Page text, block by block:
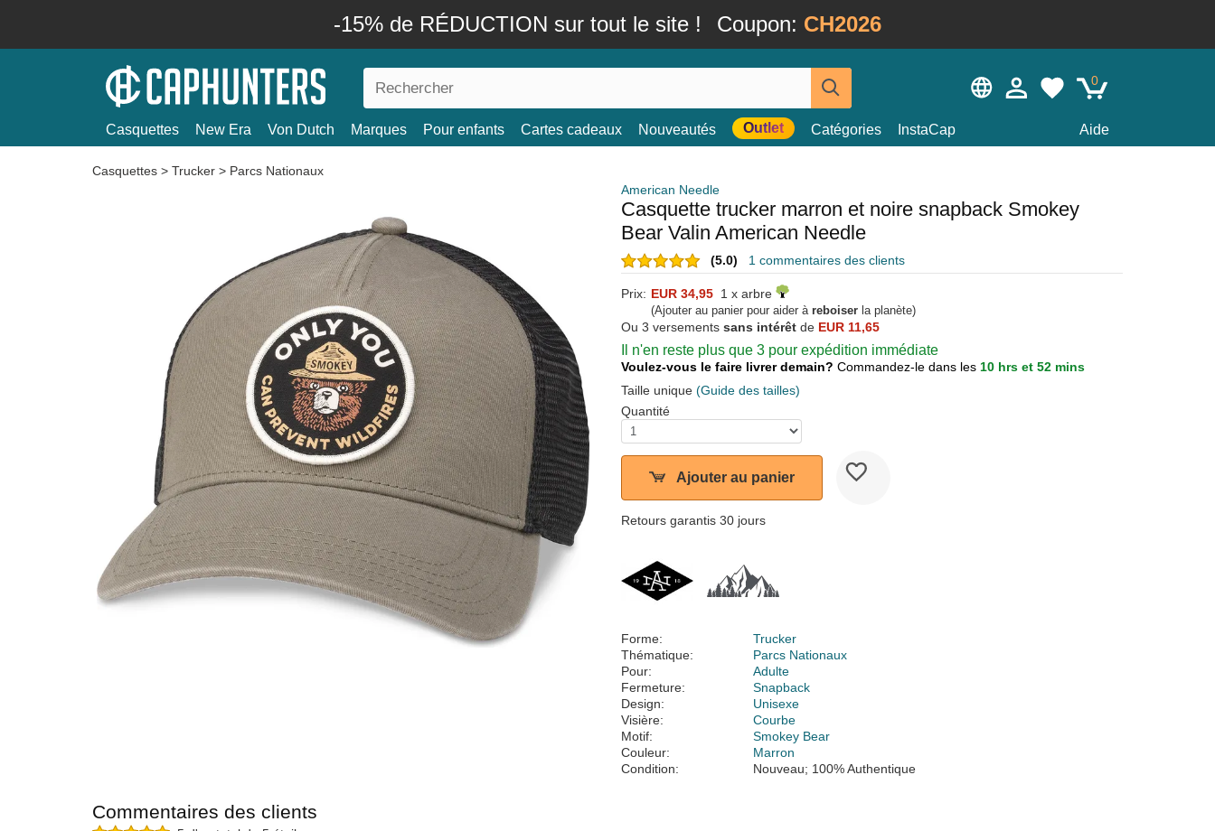
-15% de RÉDUCTION sur tout le site ! Coupon: CH2026
0
Casquettes New Era Von Dutch Marques Pour enfants Cartes cadeaux Nouveautés Outlet Catégories InstaCap Aide
Casquettes > Trucker > Parcs Nationaux
American Needle
Casquette trucker marron et noire snapback Smokey
Bear Valin American Needle
(5.0) 1 commentaires des clients
Prix: EUR 34,95 1 x arbre
(Ajouter au panier pour aider à reboiser la planète)
Ou 3 versements sans intérêt de EUR 11,65
Il n'en reste plus que 3 pour expédition immédiate
Voulez-vous le faire livrer demain? Commandez-le dans les 10 hrs et 52 mins
Taille unique (Guide des tailles)
Quantité
Ajouter au panier
Retours garantis 30 jours
Forme:
Trucker
Thématique:
Parcs Nationaux
Pour:
Adulte
Fermeture:
Snapback
Design:
Unisexe
Visière:
Courbe
Motif:
Smokey Bear
Couleur:
Marron
Condition:
Nouveau; 100% Authentique
Commentaires des clients